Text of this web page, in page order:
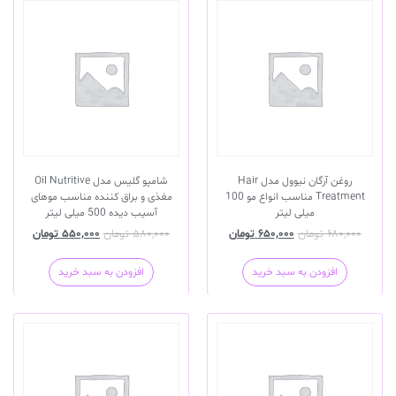
روغن آرگان نیوول مدل Hair
Treatment مناسب انواع مو 100
میلی لیتر
۶۸۰,۰۰۰ تومان ۶۵۰,۰۰۰ تومان
افزودن به سبد خرید
شامپو گلیس مدل Oil Nutritive
مغذی و براق کننده مناسب موهای
آسیب دیده 500 میلی لیتر
۵۸۰,۰۰۰ تومان ۵۵۰,۰۰۰ تومان
افزودن به سبد خرید